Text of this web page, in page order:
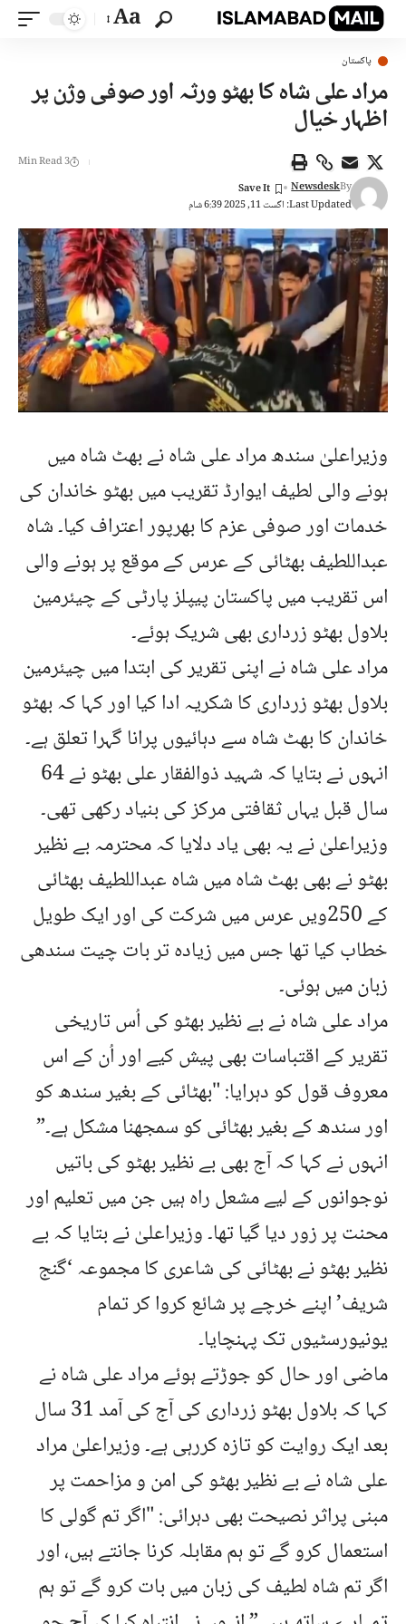
Aa
پاکستان
مراد علی شاہ کا بھٹو ورثہ اور صوفی وژن پر
اظہار خیال
Last Updated: اگست 11, 2025 6:39 شام
By
Newsdesk
3 Min Read
وزیراعلیٰ سندھ مراد علی شاہ نے بھٹ شاہ میں
ہونے والی لطیف ایوارڈ تقریب میں بھٹو خاندان کی
خدمات اور صوفی عزم کا بھرپور اعتراف کیا۔ شاہ
عبداللطیف بھٹائی کے عرس کے موقع پر ہونے والی
اس تقریب میں پاکستان پیپلز پارٹی کے چیئرمین
بلاول بھٹو زرداری بھی شریک ہوئے۔
مراد علی شاہ نے اپنی تقریر کی ابتدا میں چیئرمین
بلاول بھٹو زرداری کا شکریہ ادا کیا اور کہا کہ بھٹو
خاندان کا بھٹ شاہ سے دہائیوں پرانا گہرا تعلق ہے۔
انہوں نے بتایا کہ شہید ذوالفقار علی بھٹو نے 64
سال قبل یہاں ثقافتی مرکز کی بنیاد رکھی تھی۔
وزیراعلیٰ نے یہ بھی یاد دلایا کہ محترمہ بے نظیر
بھٹو نے بھی بھٹ شاہ میں شاہ عبداللطیف بھٹائی
کے 250ویں عرس میں شرکت کی اور ایک طویل
خطاب کیا تھا جس میں زیادہ تر بات چیت سندھی
زبان میں ہوئی۔
مراد علی شاہ نے بے نظیر بھٹو کی اُس تاریخی
تقریر کے اقتباسات بھی پیش کیے اور اُن کے اس
معروف قول کو دہرایا: "بھٹائی کے بغیر سندھ کو
اور سندھ کے بغیر بھٹائی کو سمجھنا مشکل ہے۔”
انہوں نے کہا کہ آج بھی بے نظیر بھٹو کی باتیں
نوجوانوں کے لیے مشعل راہ ہیں جن میں تعلیم اور
محنت پر زور دیا گیا تھا۔ وزیراعلیٰ نے بتایا کہ بے
نظیر بھٹو نے بھٹائی کی شاعری کا مجموعہ ‘گنج
شریف’ اپنے خرچے پر شائع کروا کر تمام
یونیورسٹیوں تک پہنچایا۔
ماضی اور حال کو جوڑتے ہوئے مراد علی شاہ نے
کہا کہ بلاول بھٹو زرداری کی آج کی آمد 31 سال
بعد ایک روایت کو تازہ کررہی ہے۔ وزیراعلیٰ مراد
علی شاہ نے بے نظیر بھٹو کی امن و مزاحمت پر
مبنی پراثر نصیحت بھی دہرائی: "اگر تم گولی کا
استعمال کرو گے تو ہم مقابلہ کرنا جانتے ہیں، اور
اگر تم شاہ لطیف کی زبان میں بات کرو گے تو ہم